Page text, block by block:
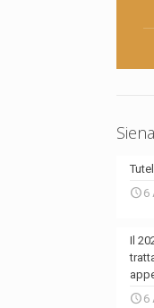
6
Il
6